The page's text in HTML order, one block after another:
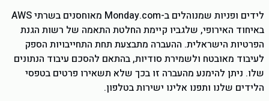
לידים ופניות שמנוהלים ב-Monday.com מאוחסנים בשרתי AWS
באיחוד האירופי, שלגביו קיימת החלטת התאמה של רשות הגנת
הפרטיות הישראלית. ההעברה מתבצעת תחת התחייבויות הספק
לעיבוד מאובטח ולשמירת סודיות, בהתאם להסכם עיבוד הנתונים
שלו. ניתן להימנע מהעברה זו בכך שלא תשאירו פרטים בטפסי
הלידים שלנו ותפנו אלינו ישירות בטלפון.